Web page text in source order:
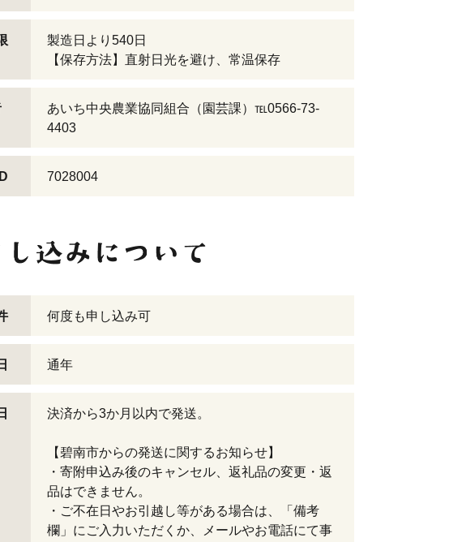
製造日より540日
【保存方法】直射日光を避け、常温保存
あいち中央農業協同組合（園芸課）℡0566-73-
4403
7028004
何度も申し込み可
通年
決済から3か月以内で発送。
【碧南市からの発送に関するお知らせ】
・寄附申込み後のキャンセル、返礼品の変更・返
品はできません。
・ご不在日やお引越し等がある場合は、「備考
欄」にご入力いただくか、メールやお電話にて事